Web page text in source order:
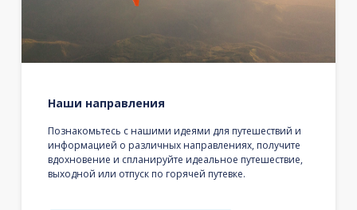
Наши направления
Познакомьтесь с нашими идеями для путешествий и
информацией о различных направлениях, получите
вдохновение и спланируйте идеальное путешествие,
выходной или отпуск по горячей путевке.